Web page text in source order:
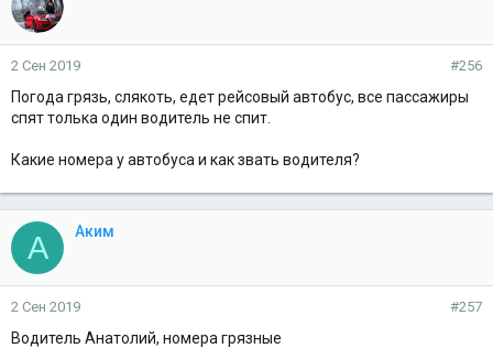
2 Сен 2019 #256
Погода грязь, слякоть, едет рейсовый автобус, все пассажиры
спят толька один водитель не спит.
Какие номера у автобуса и как звать водителя?
А Аким
2 Сен 2019 #257
Водитель Анатолий, номера грязные